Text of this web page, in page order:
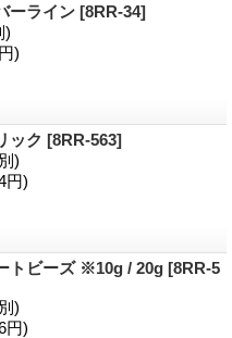
ーライン [8RR-34]
)
)
ック [8RR-563]
)
円)
トビーズ ※10g / 20g [8RR-5
)
円)